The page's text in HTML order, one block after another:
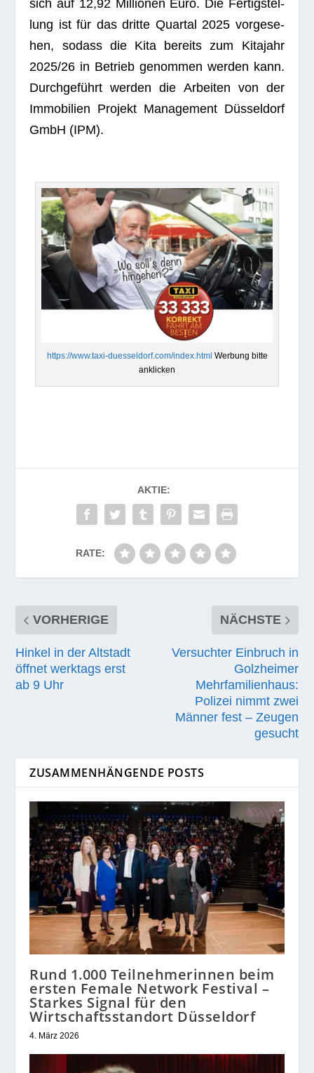
sich auf 12,92 Mil­lio­nen Euro. Die Fer­tig­stel­
lung ist für das dritte Quar­tal 2025 vor­ge­se­
hen, sodass die Kita bereits zum Kita­jahr
2025/26 in Betrieb genom­men wer­den kann.
Durch­ge­führt wer­den die Arbei­ten von der
Immo­bi­lien Pro­jekt Manage­ment Düs­sel­dorf
GmbH (IPM).
https://www.taxi-duesseldorf.com/index.html Wer­bung bitte
anklicken
AKTIE:
RATE:
VORHERIGE
Hinkel in der Altstadt
öffnet werktags erst
ab 9 Uhr
NÄCHSTE
Versuchter Einbruch in
Golzheimer
Mehrfamilienhaus:
Polizei nimmt zwei
Männer fest – Zeugen
gesucht
ZUSAMMENHÄNGENDE POSTS
Rund 1.000 Teilnehmerinnen beim
ersten Female Network Festival –
Starkes Signal für den
Wirtschaftsstandort Düsseldorf
4. März 2026